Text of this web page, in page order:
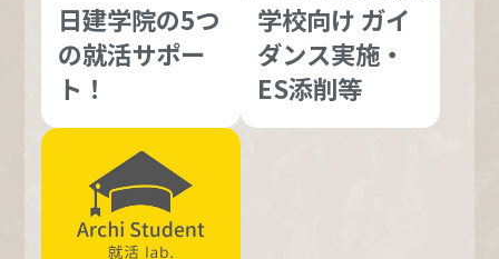
日建学院の5つ
の就活サポー
ト！
学校向け ガイ
ダンス実施・
ES添削等